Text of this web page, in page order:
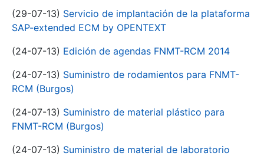
(29-07-13) Servicio de implantación de la plataforma
SAP-extended ECM by OPENTEXT
(24-07-13) Edición de agendas FNMT-RCM 2014
(24-07-13) Suministro de rodamientos para FNMT-
RCM (Burgos)
(24-07-13) Suministro de material plástico para
FNMT-RCM (Burgos)
(24-07-13) Suministro de material de laboratorio